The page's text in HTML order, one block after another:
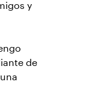
y
de